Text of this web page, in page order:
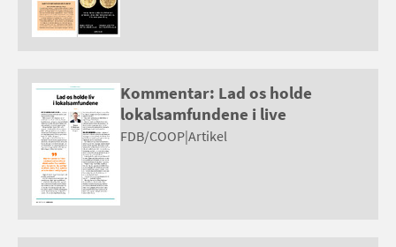
Kommentar: Lad os holde
lokalsamfundene i live
FDB/COOP|Artikel